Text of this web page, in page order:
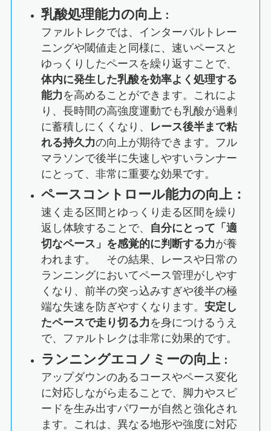
乳酸処理能力の向上 ：
ファルトレクでは、インターバルトレー
ニングや閾値走と同様に、速いペースと
ゆっくりしたペースを繰り返すことで、
体内に発生した乳酸を効率よく処理する
能力 を高めることができます。これによ
り、長時間の高強度運動でも乳酸が過剰
に蓄積しにくくなり、 レース後半まで粘
れる持久力の向上が期待できます。フル
マラソンで後半に失速しやすいランナー
にとって、非常に重要な効果です。
ペースコントロール能力の向上：
速く走る区間とゆっくり走る区間を繰り
返し体験することで、 自分にとって「適
切なペース」を感覚的に判断する力が養
われます。 その結果、レースや日常の
ランニングにおいてペース管理がしやす
くなり、前半の突っ込みすぎや後半の極
端な失速を防ぎやすくなります。安定し
たペースで走り切る力 を身につけるうえ
で、ファルトレクは非常に効果的です。
ランニングエコノミーの向上 ：
アップダウンのあるコースやペース変化
に対応しながら走ることで、脚力やスピ
ードを生み出すパワーが自然と強化され
ます。これは、異なる地形や強度に対応